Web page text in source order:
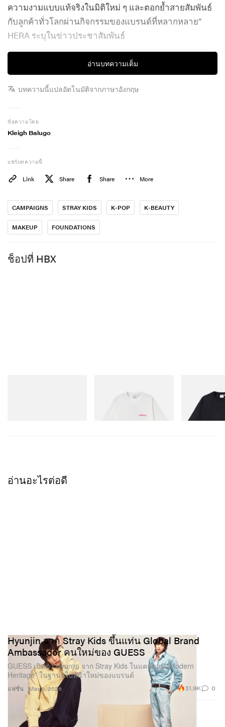
ความงามแบบแท้จริงในมิติใหม่ ๆ และตอกย้ำสายสัมพันธ์
กับลูกค้าทั่วโลกผ่านกิจกรรมของแบรนด์ที่หลากหลาย”
HERA ระบุในข่าวประชาสัมพันธ์
ชมโพสต์นี้บน Instagram
, จนกลายเป็นการพลิกโฉมหมวดเมกอัพงานผิวไป
อย่างสิ้นเชิง มาพร้อมการปกปิดแบบซาตินที่สามารถ
อ่านบทความเต็ม
บทความนี้แปลอัตโนมัติจากภาษาอังกฤษ
ข้อความโดย
Kleigh Balugo
แชร์บทความนี้
Link Share Share More
CAMPAIGNS STRAY KIDS K-POP K-BEAUTY
MAKEUP FOUNDATIONS
ช็อปที่ HBX
One Point
ช็อปเลย
อ่านอะไรต่อดี
แฟชั่น
Hyunjin จาก Stray Kids ขึ้นแท่น Global Brand
Ambassador คนใหม่ของ GUESS
GUESS เปิดตัว Hyunjin จาก Stray Kids ในแคมเปญ “Modern
Heritage” ในฐานะใบหน้าใหม่ของแบรนด์
Mar 6, 2026 31.9K 0